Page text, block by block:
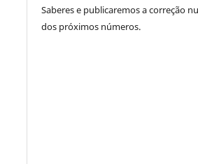
Saberes e publicaremos a correção
dos próximos números.